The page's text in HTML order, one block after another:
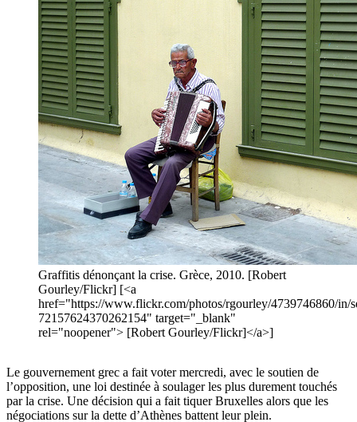
Graffitis dénonçant la crise. Grèce, 2010. [Robert
Gourley/Flickr] [<a
href="https://www.flickr.com/photos/rgourley/4739746860/in/
72157624370262154" target="_blank"
rel="noopener"> [Robert Gourley/Flickr]</a>]
Le gouvernement grec a fait voter mercredi, avec le soutien de
l’opposition, une loi destinée à soulager les plus durement touchés
par la crise. Une décision qui a fait tiquer Bruxelles alors que les
négociations sur la dette d’Athènes battent leur plein.